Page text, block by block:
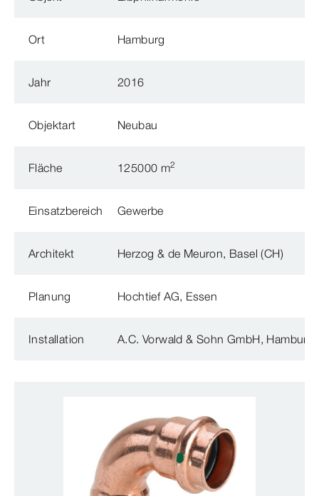
Ort Hamburg
Jahr 2016
Objektart Neubau
Fläche 125000 m2
Einsatzbereich Gewerbe
Architekt Herzog & de Meuron, Basel (CH)
Planung Hochtief AG, Essen
Installation A.C. Vorwald & Sohn GmbH, Hamburg